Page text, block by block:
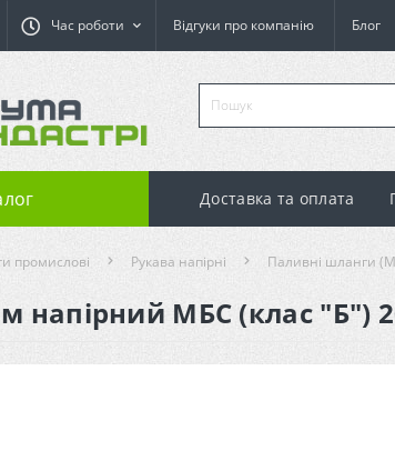
Час роботи Відгуки про компанію Блог
Доставка та оплата
промислові Рукава напірні Паливні шланги
напірний МБС (клас "Б")